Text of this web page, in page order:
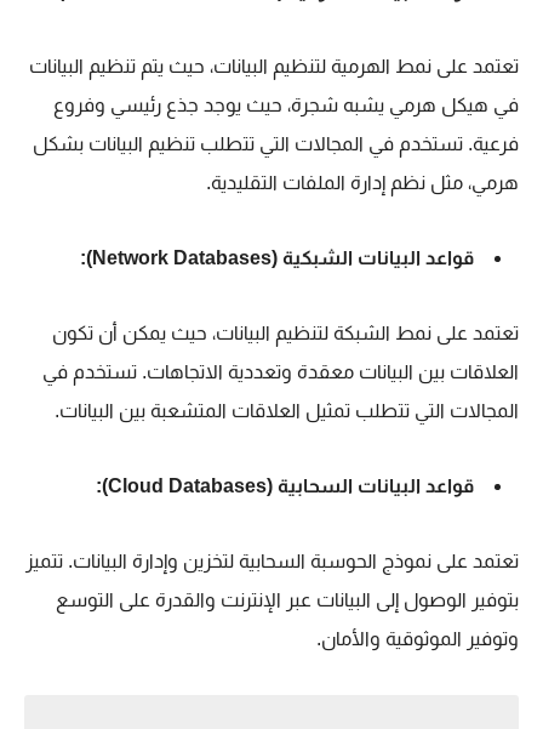
تعتمد على نمط الهرمية لتنظيم البيانات، حيث يتم تنظيم البيانات
في هيكل هرمي يشبه شجرة، حيث يوجد جذع رئيسي وفروع
فرعية. تستخدم في المجالات التي تتطلب تنظيم البيانات بشكل
هرمي، مثل نظم إدارة الملفات التقليدية.
قواعد البيانات الشبكية (Network Databases):
تعتمد على نمط الشبكة لتنظيم البيانات، حيث يمكن أن تكون
العلاقات بين البيانات معقدة وتعددية الاتجاهات. تستخدم في
المجالات التي تتطلب تمثيل العلاقات المتشعبة بين البيانات.
قواعد البيانات السحابية (Cloud Databases):
تعتمد على نموذج الحوسبة السحابية لتخزين وإدارة البيانات. تتميز
بتوفير الوصول إلى البيانات عبر الإنترنت والقدرة على التوسع
وتوفير الموثوقية والأمان.